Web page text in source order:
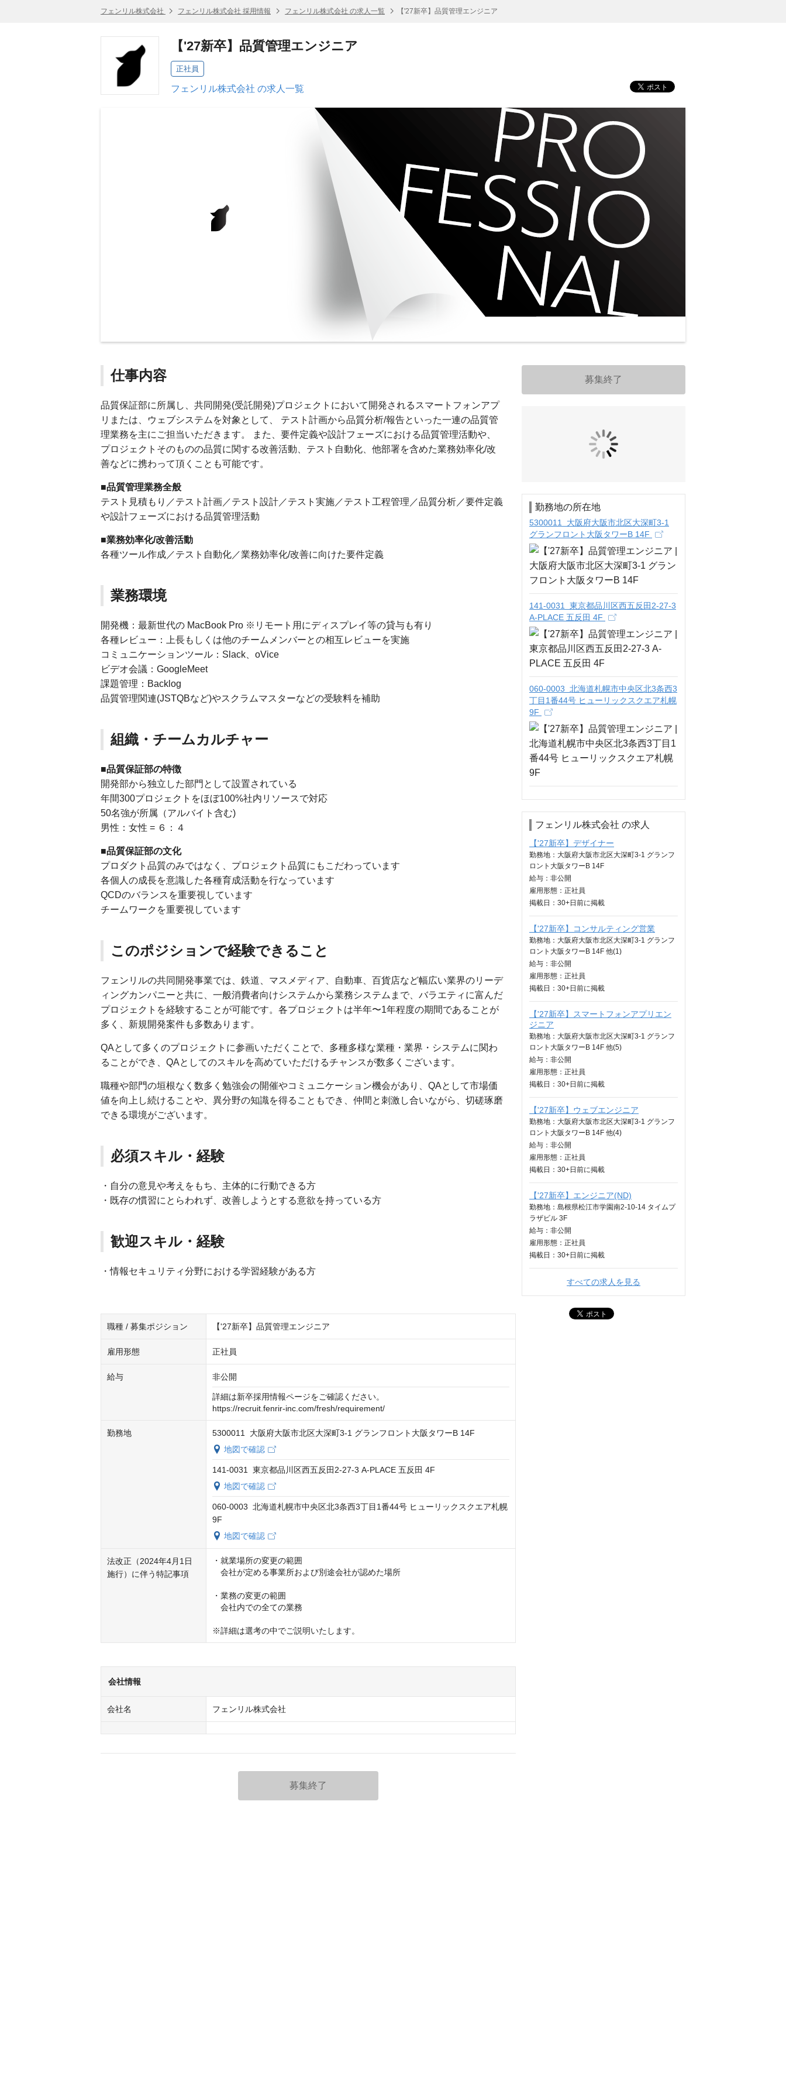
フェンリル株式会社 フェンリル株式会社 採用情報 フェンリル株式会社 の求人一覧 【'27新卒】品質管理エンジニア
【'27新卒】品質管理エンジニア
正社員
フェンリル株式会社 の求人一覧
仕事内容
品質保証部に所属し、共同開発(受託開発)プロジェクトにおいて開発されるスマートフォンアプ
リまたは、ウェブシステムを対象として、 テスト計画から品質分析/報告といった一連の品質管
理業務を主にご担当いただきます。 また、要件定義や設計フェーズにおける品質管理活動や、
プロジェクトそのものの品質に関する改善活動、テスト自動化、他部署を含めた業務効率化/改
善などに携わって頂くことも可能です。
■品質管理業務全般
テスト見積もり／テスト計画／テスト設計／テスト実施／テスト工程管理／品質分析／要件定義
や設計フェーズにおける品質管理活動
■業務効率化/改善活動
各種ツール作成／テスト自動化／業務効率化/改善に向けた要件定義
業務環境
開発機：最新世代の MacBook Pro ※リモート用にディスプレイ等の貸与も有り
各種レビュー：上長もしくは他のチームメンバーとの相互レビューを実施
コミュニケーションツール：Slack、oVice
ビデオ会議：GoogleMeet
課題管理：Backlog
品質管理関連(JSTQBなど)やスクラムマスターなどの受験料を補助
組織・チームカルチャー
■品質保証部の特徴
開発部から独立した部門として設置されている
年間300プロジェクトをほぼ100%社内リソースで対応
50名強が所属（アルバイト含む)
男性：女性 = ６：４
■品質保証部の文化
プロダクト品質のみではなく、プロジェクト品質にもこだわっています
各個人の成長を意識した各種育成活動を行なっています
QCDのバランスを重要視しています
チームワークを重要視しています
このポジションで経験できること
フェンリルの共同開発事業では、鉄道、マスメディア、自動車、百貨店など幅広い業界のリーデ
ィングカンパニーと共に、一般消費者向けシステムから業務システムまで、バラエティに富んだ
プロジェクトを経験することが可能です。各プロジェクトは半年〜1年程度の期間であることが
多く、新規開発案件も多数あります。
QAとして多くのプロジェクトに参画いただくことで、多種多様な業種・業界・システムに関わ
ることができ、QAとしてのスキルを高めていただけるチャンスが数多くございます。
職種や部門の垣根なく数多く勉強会の開催やコミュニケーション機会があり、QAとして市場価
値を向上し続けることや、異分野の知識を得ることもでき、仲間と刺激し合いながら、切磋琢磨
できる環境がございます。
必須スキル・経験
・自分の意見や考えをもち、主体的に行動できる方
・既存の慣習にとらわれず、改善しようとする意欲を持っている方
歓迎スキル・経験
・情報セキュリティ分野における学習経験がある方
職種 / 募集ポジション 【'27新卒】品質管理エンジニア
雇用形態 正社員
給与 非公開
詳細は新卒採用情報ページをご確認ください。
https://recruit.fenrir-inc.com/fresh/requirement/
勤務地
5300011 大阪府大阪市北区大深町3-1 グランフロント大阪タワーB 14F
地図で確認
141-0031 東京都品川区西五反田2-27-3 A-PLACE 五反田 4F
地図で確認
060-0003 北海道札幌市中央区北3条西3丁目1番44号 ヒューリックスクエア札幌
9F
地図で確認
法改正（2024年4月1日
施行）に伴う特記事項
・就業場所の変更の範囲
会社が定める事業所および別途会社が認めた場所
・業務の変更の範囲
会社内での全ての業務
※詳細は選考の中でご説明いたします。
会社情報
会社名 フェンリル株式会社
募集終了
募集終了
勤務地の所在地
5300011 大阪府大阪市北区大深町3-1
グランフロント大阪タワーB 14F
141-0031 東京都品川区西五反田2-27-3
A-PLACE 五反田 4F
060-0003 北海道札幌市中央区北3条西3
丁目1番44号 ヒューリックスクエア札幌
9F
フェンリル株式会社 の求人
【'27新卒】デザイナー
勤務地：大阪府大阪市北区大深町3-1 グランフ
ロント大阪タワーB 14F
給与： 非公開
雇用形態：正社員
掲載日： 30+日 前に掲載
【'27新卒】コンサルティング営業
勤務地：大阪府大阪市北区大深町3-1 グランフ
ロント大阪タワーB 14F 他(1)
給与： 非公開
雇用形態：正社員
掲載日： 30+日 前に掲載
【'27新卒】スマートフォンアプリエン
ジニア
勤務地：大阪府大阪市北区大深町3-1 グランフ
ロント大阪タワーB 14F 他(5)
給与： 非公開
雇用形態：正社員
掲載日： 30+日 前に掲載
【'27新卒】ウェブエンジニア
勤務地：大阪府大阪市北区大深町3-1 グランフ
ロント大阪タワーB 14F 他(4)
給与： 非公開
雇用形態：正社員
掲載日： 30+日 前に掲載
【'27新卒】エンジニア(ND)
勤務地：島根県松江市学園南2-10-14 タイムプ
ラザビル 3F
給与： 非公開
雇用形態：正社員
掲載日： 30+日 前に掲載
すべての求人を見る